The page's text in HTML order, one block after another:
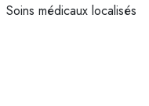
Soins médicaux localisés